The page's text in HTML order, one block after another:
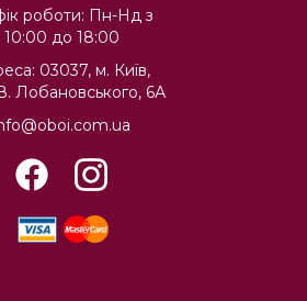
роботи: Пн-Нд з
10:00 до 18:00
03037, м. Київ,
Лобановського, 6А